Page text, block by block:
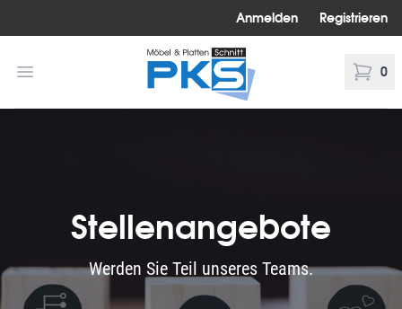
Anmelden Registrieren
Menü öffnen
PKS Möbel Platten Schnitt
0
Stellenangebote
Werden Sie Teil unseres Teams.